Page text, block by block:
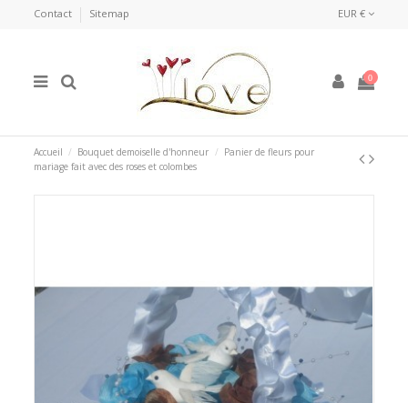
Contact Sitemap EUR €
0
Accueil Bouquet demoiselle d'honneur
Panier de fleurs pour
mariage fait avec des roses et colombes